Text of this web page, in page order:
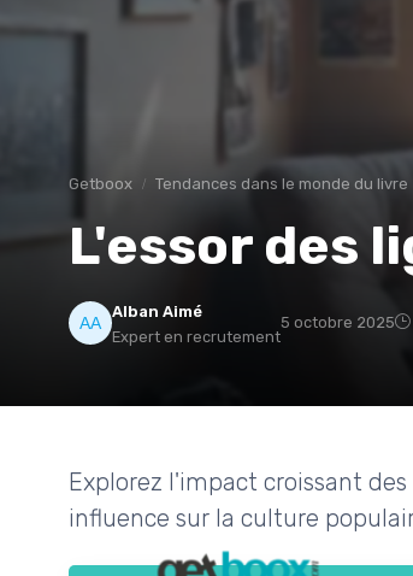
Getboox Tendances dans le monde du livre
L'essor des
Alban Aimé
Expert en recrutement
5 octobre 2025
Explorez l'impact croissant
influence sur la culture